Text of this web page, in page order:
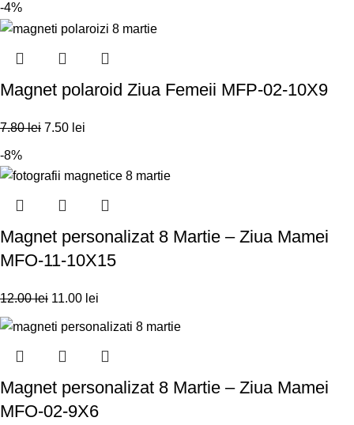
-4%
Magnet polaroid Ziua Femeii MFP-02-10X9
7.80lei 7.50 lei
-8%
Magnet personalizat 8 Martie – Ziua Mamei
MFO-11-10X15
12.00lei 11.00 lei
Magnet personalizat 8 Martie – Ziua Mamei
MFO-02-9X6